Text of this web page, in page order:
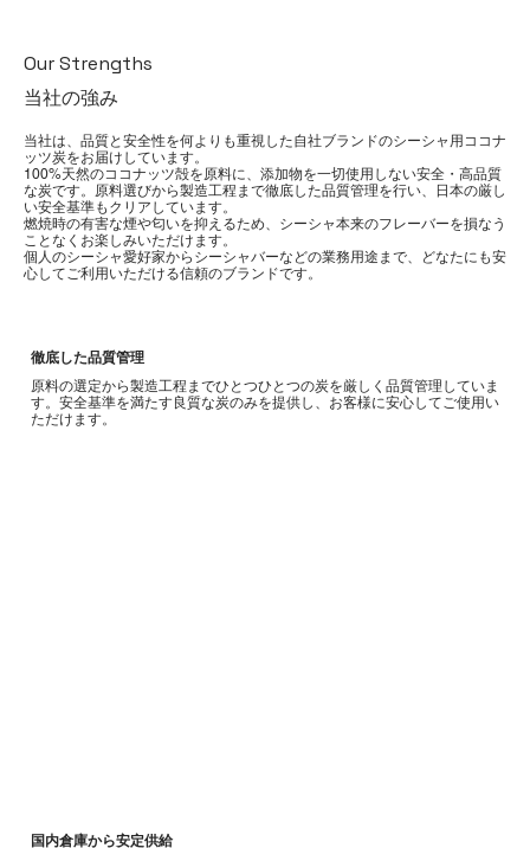
Our Strengths
当社の強み
当社は、品質と安全性を何よりも重視した自社ブランドのシーシャ用ココナ
ッツ炭をお届けしています。
100%天然のココナッツ殻を原料に、添加物を一切使用しない安全・高品質
な炭です。原料選びから製造工程まで徹底した品質管理を行い、日本の厳し
い安全基準もクリアしています。
燃焼時の有害な煙や匂いを抑えるため、シーシャ本来のフレーバーを損なう
ことなくお楽しみいただけます。
個人のシーシャ愛好家からシーシャバーなどの業務用途まで、どなたにも安
心してご利用いただける信頼のブランドです。
徹底した品質管理
原料の選定から製造工程までひとつひとつの炭を厳しく品質管理していま
す。安全基準を満たす良質な炭のみを提供し、お客様に安心してご使用い
ただけます。
国内倉庫から安定供給